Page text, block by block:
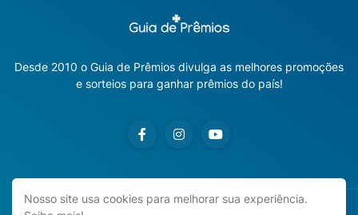
Desde 2010 o Guia de Prêmios divulga as melhores promoções
e sorteios para ganhar prêmios do país!
Nosso site usa cookies para melhorar sua experiência.